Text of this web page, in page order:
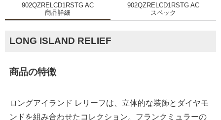
902QZRELCD1RSTG AC
商品詳細
902QZRELCD1RSTG AC
スペック
LONG ISLAND RELIEF
商品の特徴
ロングアイランド レリーフは、立体的な装飾とダイヤモ
ンドを組み合わせたコレクション。フランクミュラーの